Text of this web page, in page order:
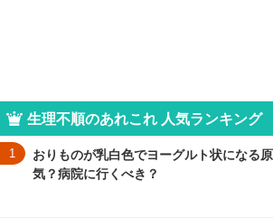
生理不順のあれこれ 人気ランキング
1
おりものが乳白色でヨーグルト状になる
気？病院に行くべき？